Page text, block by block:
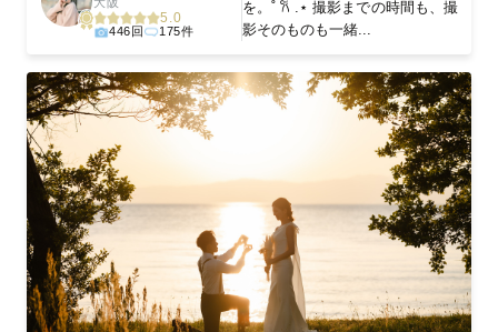
5.0
446回 175件
を。˚ 𐙚 .⋆ 撮影までの時間も、撮
影そのものも一緒...